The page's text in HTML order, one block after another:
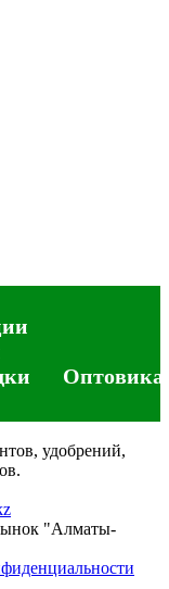
удобрений,
"Алматы-